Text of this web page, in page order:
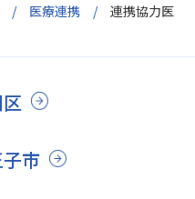
医療連携
連携協力医
市